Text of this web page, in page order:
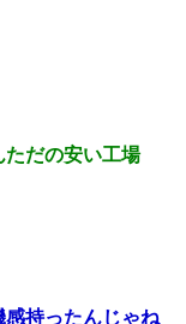
だの安い工場
持ったんじゃね